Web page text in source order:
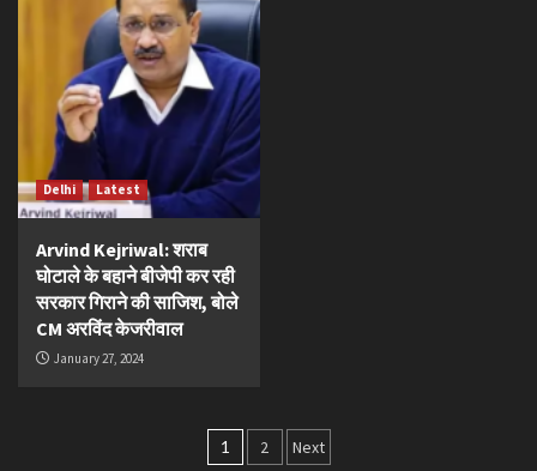
Delhi Latest
Arvind Kejriwal: शराब
घोटाले के बहाने बीजेपी कर रही
सरकार गिराने की साजिश, बोले
CM अरविंद केजरीवाल
January 27, 2024
Posts
1 2 Next